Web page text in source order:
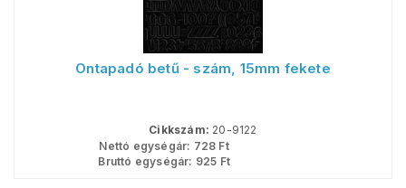
Öntapadó betű - szám, 15mm fekete
Cikkszám: 20-9122
Nettó egységár: 728 Ft
Bruttó egységár: 925 Ft